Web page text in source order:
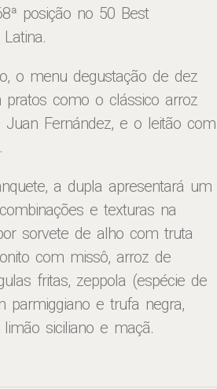
posição no 50 Best
o menu degustação de dez
como o clássico arroz
Fernández, e o leitão com
a dupla apresentará um
e texturas na
sorvete de alho com truta
com missô, arroz de
fritas, zeppola (espécie de
parmiggiano e trufa negra,
siciliano e maçã.